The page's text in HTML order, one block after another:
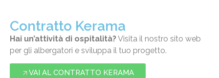
Contratto Kerama
Hai un’attività di ospitalità? Visita il nostro sito web
per gli albergatori e sviluppa il tuo progetto.
VAI AL CONTRATTO KERAMA